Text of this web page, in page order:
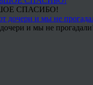
СПАСИБО!
и мы не